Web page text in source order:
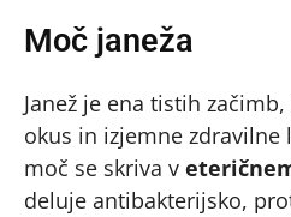
Moč janeža
Janež je ena tistih
okus in izjemne zdravilne
moč se skriva v
deluje antibakterijsko,